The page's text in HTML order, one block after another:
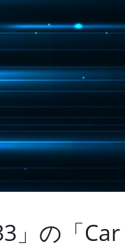
」の「Car